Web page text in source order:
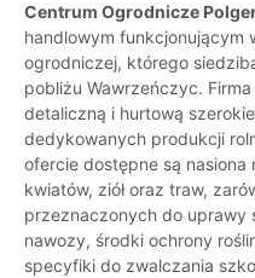
Centrum Ogrodnicze
handlowym funkcjonującym
ogrodniczej, którego
pobliżu Wawrzeńczyc.
detaliczną i hurtową
dedykowanych produkcji
ofercie dostępne są
kwiatów, ziół oraz traw,
przeznaczonych do uprawy
nawozy, środki ochrony
specyfiki do zwalczania